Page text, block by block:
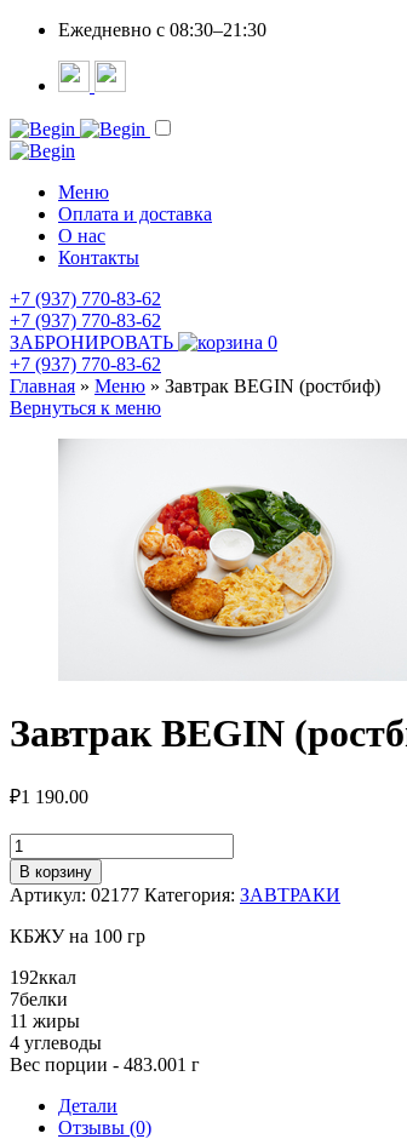
Ежедневно c 08:30–21:30
Меню
Оплата и доставка
О нас
Контакты
+7 (937) 770-83-62
+7 (937) 770-83-62
ЗАБРОНИРОВАТЬ
0
+7 (937) 770-83-62
Главная » Меню » Завтрак BEGIN (ростбиф)
Вернуться к меню
Завтрак BEGIN
₽1 190.00
Количество
товара
Завтрак
BEGIN
(ростбиф)
В корзину
Артикул: 02177 Категория: ЗАВТРАКИ
КБЖУ на 100 гр
192ккал
7белки
11 жиры
4 углеводы
Вес порции - 483.001 г
Детали
Отзывы (0)